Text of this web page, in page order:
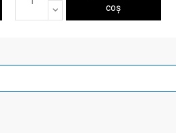
coș